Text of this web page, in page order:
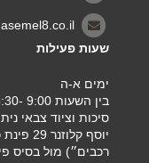
שעות פעילות
ימים א-ה
סיכות וציוד צבאי ניתן
רכבים״) מול בסיס